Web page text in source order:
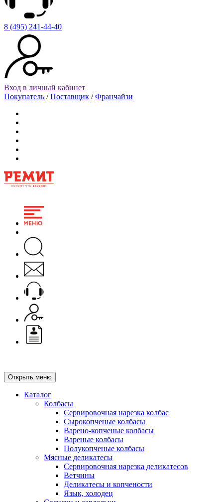
8 (495) 241-44-40
Вход в личный кабинет
Покупатель /Поставщик /Франчайзи
Открыть меню
Каталог
Колбасы
Сервировочная нарезка колбас
Сырокопченые колбасы
Варено-копченые колбасы
Вареные колбасы
Полукопченые колбасы
Мясные деликатесы
Сервировочная нарезка деликатесов
Ветчины
Деликатесы и копчености
Язык, холодец